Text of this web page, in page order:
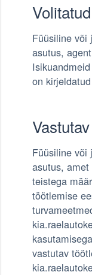
Füüsiline või
asutus,
on
Füüsiline või
asutus,
teistega
töötlemise
vastutav